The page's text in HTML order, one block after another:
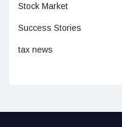
Stock Market
Success Stories
tax news